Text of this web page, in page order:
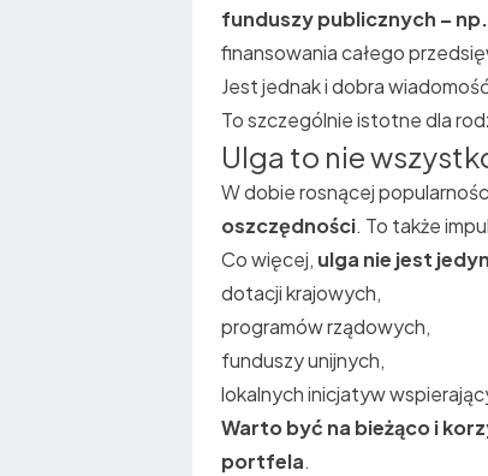
funduszy publicznych –
finansowania całego
Jest jednak i dobra
To szczególnie istotne dla
Ulga to nie
W dobie rosnącej
oszczędności. To także
Co więcej, ulga nie jest
dotacji krajowych,
programów rządowych,
funduszy unijnych,
lokalnych inicjatyw
Warto być na bieżąco i
portfela.